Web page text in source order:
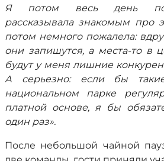
Я потом весь день под
рассказывала знакомым про
потом немного пожалела:
они запишутся, а места-то в
будут у меня лишние
А серьезно: если бы
национальном парке
платной основе, я бы
один раз».
После небольшой чайной